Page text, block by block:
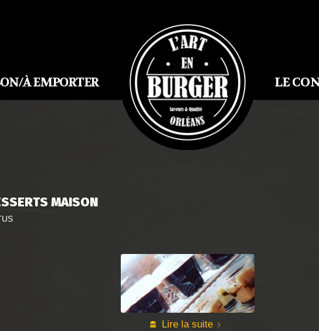
À EMPORTER LE
MAISON
Lire la suite